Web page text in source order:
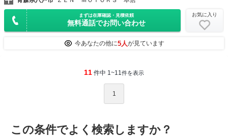
まずは在庫確認・見積依頼
無料通話でお問い合わせ
お気に入り
今あなたの他に5人が見ています
11 件中 1~11件を表示
1
この条件でよく検索しますか？